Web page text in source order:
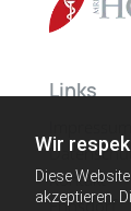
Wir
Diese
akzeptieren.
Links
Kontakt
Ennsdorf